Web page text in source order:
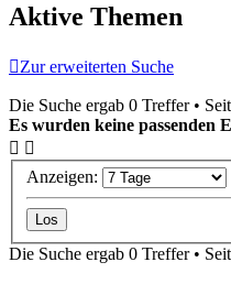
Aktive Themen
Zur erweiterten Suche
Die Suche ergab 0 Treffer •
Es wurden keine passenden
Anzeigen:
Die Suche ergab 0 Treffer •